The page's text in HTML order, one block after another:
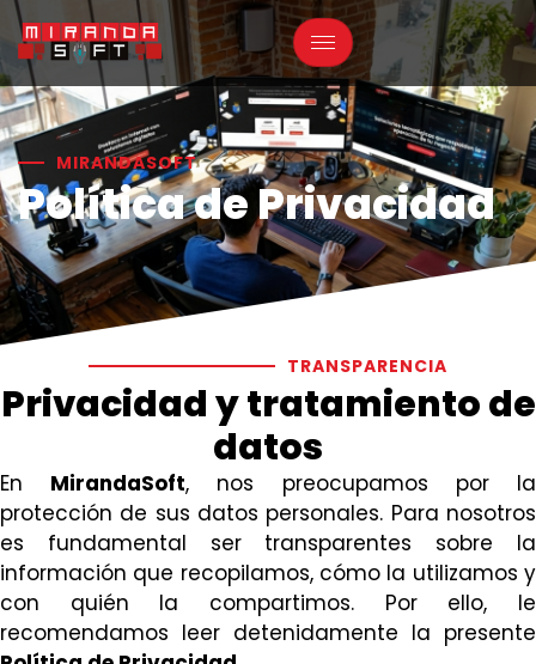
MIRANDASOFT
Política de Privacidad
TRANSPARENCIA
Privacidad y tratamiento de
datos
En MirandaSoft, nos preocupamos por la
protección de sus datos personales. Para nosotros
es fundamental ser transparentes sobre la
información que recopilamos, cómo la utilizamos y
con quién la compartimos. Por ello, le
recomendamos leer detenidamente la presente